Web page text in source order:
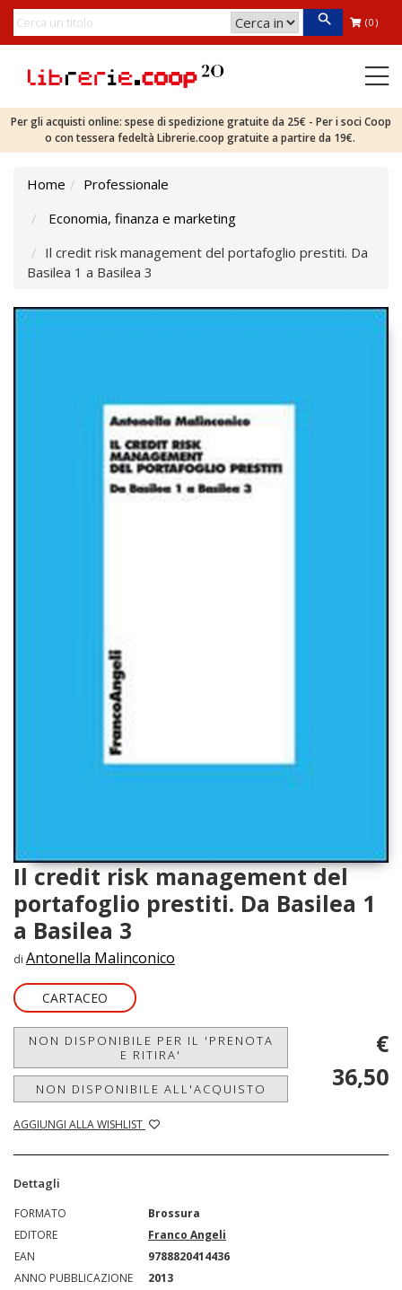
(0)
Per gli acquisti online: spese di spedizione gratuite da 25€ - Per i soci Coop
o con tessera fedeltà Librerie.coop gratuite a partire da 19€.
Home
Professionale
Economia, finanza e marketing
Il credit risk management del portafoglio prestiti. Da
Basilea 1 a Basilea 3
Il credit risk management del
portafoglio prestiti. Da Basilea 1
a Basilea 3
di Antonella Malinconico
CARTACEO
NON DISPONIBILE PER IL 'PRENOTA
E RITIRA'
NON DISPONIBILE ALL'ACQUISTO
AGGIUNGI ALLA WISHLIST
€
36,50
Dettagli
FORMATO
Brossura
EDITORE
Franco Angeli
EAN
9788820414436
ANNO PUBBLICAZIONE
2013